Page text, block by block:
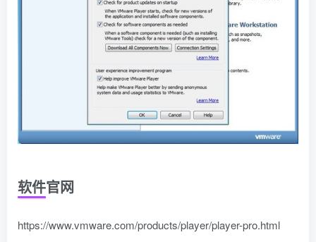
软件官网
https://www.vmware.com/products/player/player-pro.html